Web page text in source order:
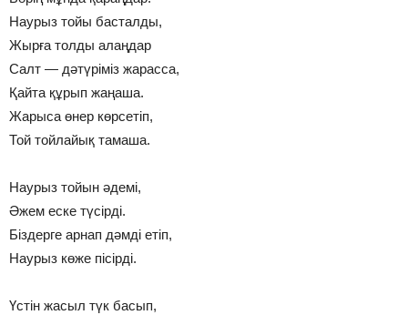
Наурыз тойы басталды,
Жырға толды алаңдар
Салт — дәтүріміз жарасса,
Қайта құрып жаңаша.
Жарыса өнер көрсетіп,
Той тойлайық тамаша.
Наурыз тойын әдемі,
Әжем еске түсірді.
Біздерге арнап дәмді етіп,
Наурыз көже пісірді.
Үстін жасыл түк басып,